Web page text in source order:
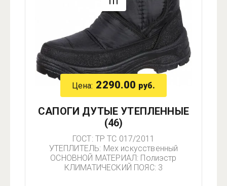
Цена: 2290.00 руб.
САПОГИ ДУТЫЕ УТЕПЛЕННЫЕ
(46)
ГОСТ: ТР ТС 017/2011
УТЕПЛИТЕЛЬ: Мех искусственный
ОСНОВНОЙ МАТЕРИАЛ: Полиэстр
КЛИМАТИЧЕСКИЙ ПОЯС: 3